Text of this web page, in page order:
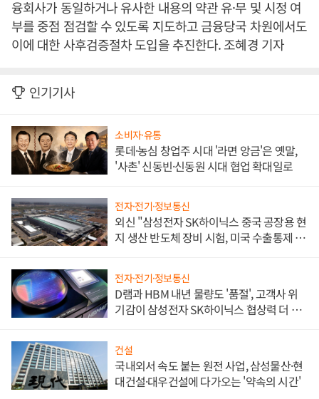
융회사가 동일하거나 유사한 내용의 약관 유·무 및 시정 여
부를 중점 점검할 수 있도록 지도하고 금융당국 차원에서도
이에 대한 사후검증절차 도입을 추진한다. 조혜경 기자
인기기사
소비자·유통
롯데·농심 창업주 시대 '라면 앙금'은 옛말,
'사촌' 신동빈·신동원 시대 협업 확대일로
전자·전기·정보통신
외신 "삼성전자 SK하이닉스 중국 공장용 현
지 생산 반도체 장비 시험, 미국 수출통제 대
전자·전기·정보통신
D램과 HBM 내년 물량도 '품절', 고객사 위
기감이 삼성전자 SK하이닉스 협상력 더 키
건설
국내외서 속도 붙는 원전 사업, 삼성물산·현
대건설·대우건설에 다가오는 '약속의 시간'